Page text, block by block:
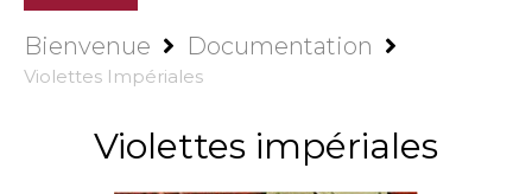
Bienvenue Documentation
Violettes Impériales
Violettes impériales